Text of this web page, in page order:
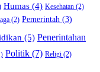
Humas (4) Kesehatan (2)
(2) Pemerintah (3)
(5) Penerintahan
Politik (7) Religi (2)